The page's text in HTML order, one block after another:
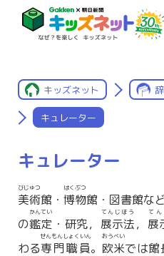
キッズネット
キュレーター
キュレーター
美術
びじゅつ
館・ 博物
はくぶつ
館・図書館な
の鑑定
かんてい
・研究， 展示法
てんじほう
， 展
て
わる専門職員
せんもんしょくいん
。 欧米
おうべい
では館